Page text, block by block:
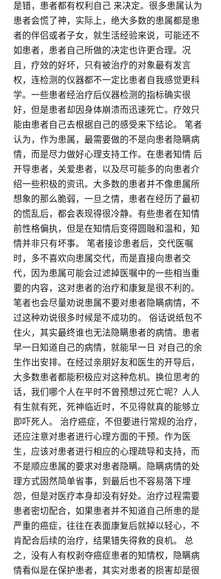
是错，患者都有权利自己 来决定。很多患属认为
患者会慌了神，实际上，绝大多数的患属都是患
者的伴侣或者子女，就生活经验来说，可能还不
如患者，患者自己所做的决定也许更合理。况
且，疗效的好坏，只有被治疗的对象最有发言
权，连检测的仪器都不一定比患者自我感觉更科
学。一些患者经治疗后仪器检测的指标确实很
好，但是患者却因身体崩溃而迅速死亡。疗效只
能由患者自己去根据自己的感受来下结论。 笔者
认为，作为患属，最需要做的不是向患者隐瞒病
情，而是尽力做好心理支持工作。在患者知情 后
开导患者，关爱患者，以及尽可能多的向患者介
绍一些积极的资讯。大多数的患者并不像患属所
想象的那么脆弱，一旦之情，患者在经历了最初
的慌乱后，都会表现得很冷静。有些患者在知情
前性格偏执，但是在知情后变得圆融和温和，知
情并非只有坏事。 笔者接诊患者后，交代医嘱
时，多不喜欢向患属交代，而是直接向患者交
代，因为患属可能会过滤掉医嘱中的一些相当重
要的内容，这对患者的治疗和康复是很不利的。
笔者也会尽量劝说患属不要对患者隐瞒病情，不
过这种劝说很多时候是不成功的。 俗话说纸包不
住火，其实最终谁也无法隐瞒患者的病情。患者
早一日知道自己的病情，就能早一日 对自己的余
生作出安排。在经过亲朋好友和医生的开导后，
大多数患者都能积极应对这种危机。换位思考的
话，我们哪个人在平时不曾预想过死亡呢？人人
有生就有死，死神临近时，不见得就真的能够立
即吓死人。 治疗癌症，不但要进行常规的治疗，
还应注意对患者进行心理方面的干预。作为医
生，应该对患者进行相应的心理疏导和支持，而
不是顺应患属的要求对患者隐瞒。隐瞒病情的处
理方式固然简单省事，到最后也不容易落下埋
怨，但是对医疗本身却没有好处。治疗过程需要
患者密切配合，如果患者并不知道自己所患的是
严重的癌症，往往在表面康复后就掉以轻心，不
肯配合后续的治疗，结果错失得救的良机。 总
之，没有人有权剥夺癌症患者的知情权，隐瞒病
情看似是在保护患者，其实对患者的损害却是很